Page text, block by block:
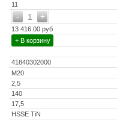
11
+
- 1
13 416.00 руб
+ В корзину
41840302000
M20
2,5
140
17,5
HSSE TiN